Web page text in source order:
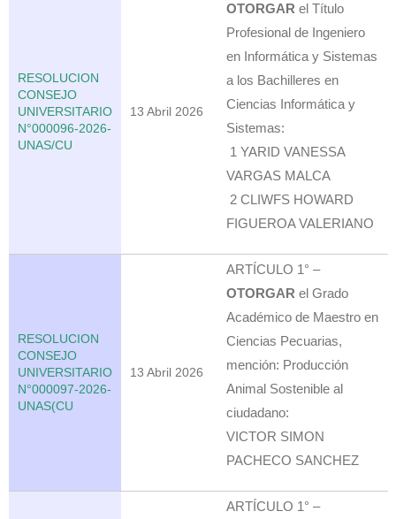
RESOLUCION
CONSEJO
UNIVERSITARIO
N°000096-2026-
UNAS/CU
13 Abril 2026
OTORGAR el Título
Profesional de Ingeniero
en Informática y Sistemas
a los Bachilleres en
Ciencias Informática y
Sistemas:
1 YARID VANESSA
VARGAS MALCA
2 CLIWFS HOWARD
FIGUEROA VALERIANO
RESOLUCION
CONSEJO
UNIVERSITARIO
N°000097-2026-
UNAS(CU
13 Abril 2026
ARTÍCULO 1° –
OTORGARel Grado
Académico de Maestro en
Ciencias Pecuarias,
mención: Producción
Animal Sostenible al
ciudadano:
VICTOR SIMON
PACHECO SANCHEZ
ARTÍCULO 1° –